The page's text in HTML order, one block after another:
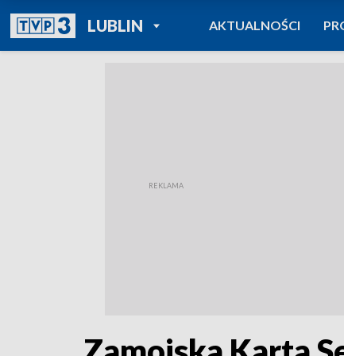
LUBLINPOWRÓT DO
TVP REGIONY
AKTUALNOŚCI